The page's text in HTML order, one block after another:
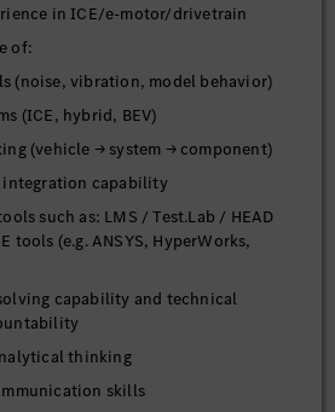
in ICE/e-motor/drivetrain
of:
(noise, vibration, model behavior)
(ICE, hybrid, BEV)
(vehicle → system → component)
capability
such as: LMS / Test.Lab / HEAD
tools (e.g. ANSYS, HyperWorks,
capability and technical
thinking
skills